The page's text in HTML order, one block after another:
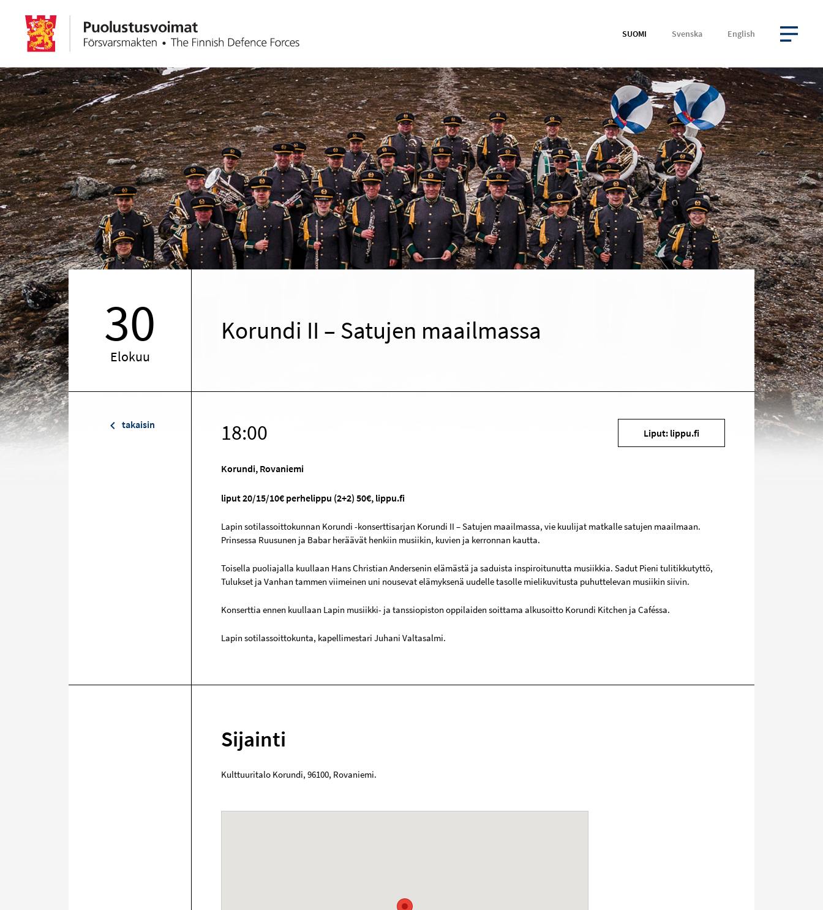
SUOMI Svenska English
AVAA VALIKKO
30
Elokuu
Korundi II – Satujen maailmassa
takaisin 18:00
sosiaalisessa
Liput: lippu.fi
Korundi, Rovaniemi
liput 20/15/10€ perhelippu (2+2) 50€, lippu.fi
Lapin sotilassoittokunnan Korundi -konserttisarjan Korundi II – Satujen maailmassa, vie kuulijat matkalle satujen maailmaan.
Prinsessa Ruusunen ja Babar heräävät henkiin musiikin, kuvien ja kerronnan kautta.
Toisella puoliajalla kuullaan Hans Christian Andersenin elämästä ja saduista inspiroitunutta musiikkia. Sadut Pieni tulitikkutyttö,
Tulukset ja Vanhan tammen viimeinen uni nousevat elämyksenä uudelle tasolle mielikuvitusta puhuttelevan musiikin siivin.
Konserttia ennen kuullaan Lapin musiikki- ja tanssiopiston oppilaiden soittama alkusoitto Korundi Kitchen ja Caféssa.
Lapin sotilassoittokunta, kapellimestari Juhani Valtasalmi.
Sijainti
Kulttuuritalo Korundi, 96100, Rovaniemi.